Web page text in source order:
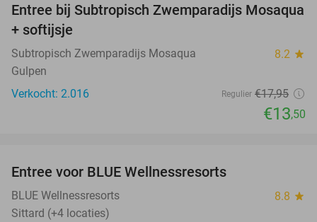
25%
Entree bij Subtropisch Zwemparadijs Mosaqua
+ softijsje
Subtropisch Zwemparadijs Mosaqua 8.2 star
Gulpen
Verkocht: 2.016
Regulier €17,95
€13,50
Entree voor BLUE Wellnessresorts
BLUE Wellnessresorts 8.8 star
Sittard (+4 locaties)